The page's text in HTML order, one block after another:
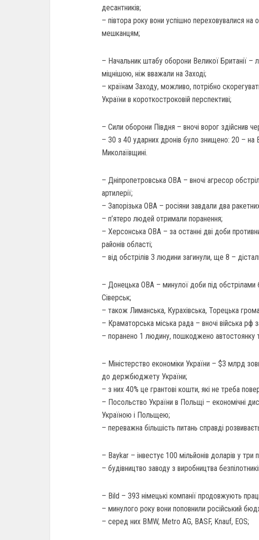
десантників;
– півтора року вони успішно переховувалися на
мешканцям;
– Начальник штабу оборони Великої Британії –
міцнішою, ніж вважали на Заході;
– країнам Заходу, можливо, потрібно
України в короткостроковій перспективі;
– Сили оборони Півдня – вночі ворог здійснив
– 30 з 40 ударних дронів було знищено: 20 – на
Миколаївщині.
– Дніпропетровська ОВА – вночі агресор
артилерії;
– Запорізька ОВА – росіяни завдали два
– п’ятеро людей отримали поранення;
– Херсонська ОВА – за останні дві доби
районів області;
– від обстрілів 3 людини загинули, ще 8 –
– Донецька ОВА – минулої доби під обстрілами
Сіверськ;
– також Лиманська, Курахівська, Торецька
– Краматорська міська рада – вночі війська рф
– поранено 1 людину, пошкоджено автостоянку
– Міністерство економіки України – $3 млрд
до держбюджету України;
– з них 40% це грантові кошти, які не треба
– Посольство України в Польщі – економічні
Україною і Польщею;
– переважна більшість питань справді
– Baykar – інвестує 100 мільйонів доларів у три
– будівництво заводу з виробництва
– Bild – 393 німецькі компанії продовжують
– минулого року вони поповнили російський
– серед них BMW, Metro AG, BASF, Knauf, EOS;